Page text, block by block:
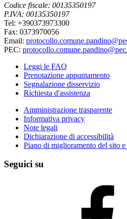
Codice fiscale: 00135350197
P.IVA: 00135350197
Tel: +390373973300
Fax: 0373970056
Email:
PEC:
Leggi le FAQ
Prenotazione appuntamento
Segnalazione disservizio
Richiesta d'assistenza
Amministrazione trasparente
Informativa privacy
Note legali
Dichiarazione di accessibilità
Piano di miglioramento del sito
Seguici su